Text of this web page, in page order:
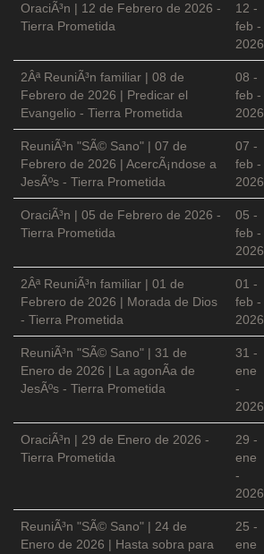
OraciÃ³n | 12 de Febrero de 2026 -
Tierra Prometida
12 -
feb -
2026
2Âª ReuniÃ³n familiar | 08 de
Febrero de 2026 | Predicar el
Evangelio - Tierra Prometida
08 -
feb -
2026
ReuniÃ³n "SÃ© Sano" | 07 de
Febrero de 2026 | AcercÃ¡ndose a
JesÃºs - Tierra Prometida
07 -
feb -
2026
OraciÃ³n | 05 de Febrero de 2026 -
Tierra Prometida
05 -
feb -
2026
2Âª ReuniÃ³n familiar | 01 de
Febrero de 2026 | Morada de Dios
- Tierra Prometida
01 -
feb -
2026
ReuniÃ³n "SÃ© Sano" | 31 de
Enero de 2026 | La agonÃ­a de
JesÃºs - Tierra Prometida
31 -
ene
-
2026
OraciÃ³n | 29 de Enero de 2026 -
Tierra Prometida
29 -
ene
-
2026
ReuniÃ³n "SÃ© Sano" | 24 de
Enero de 2026 | Hasta sobra para
25 -
ene